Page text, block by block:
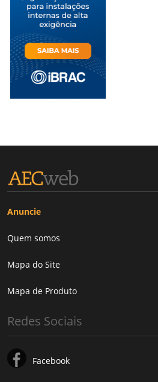
Anuncie
Quem somos
Mapa do Site
Mapa de Produto
Redes Sociais
Facebook